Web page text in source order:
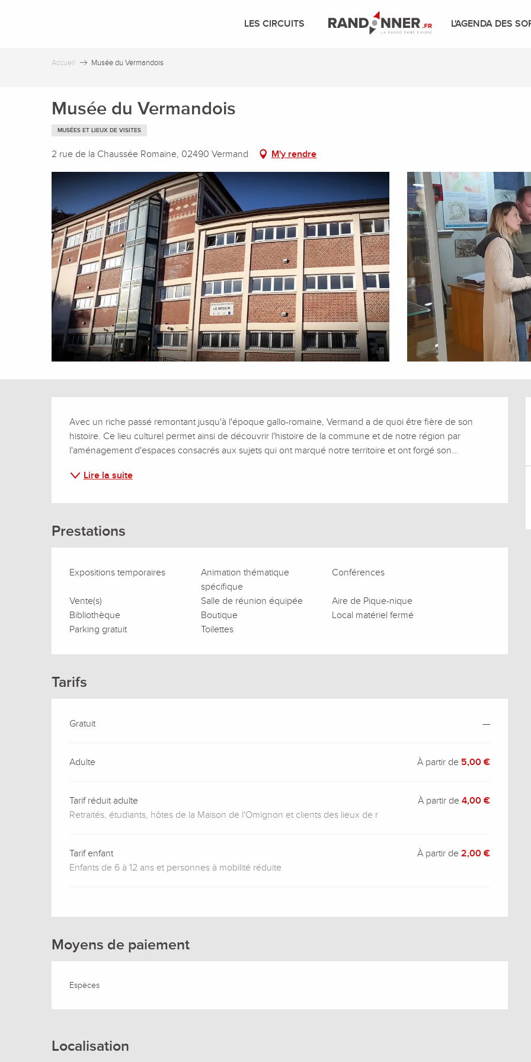
LES CIRCUITS L'AGENDA DES
Accueil Musée du Vermandois
Musée du Vermandois
MUSÉES ET LIEUX DE VISITES
2 rue de la Chaussée Romaine, 02490 Vermand M'y rendre
Description
Avec un riche passé remontant jusqu'à l'époque gallo-romaine, Vermand a de quoi être fière de son
histoire. Ce lieu culturel permet ainsi de découvrir l'histoire de la commune et de notre région par
l'aménagement d'espaces consacrés aux sujets qui ont marqué notre territoire et ont forgé son...
Lire la suite
Prestations
Expositions temporaires
Animation thématique
spécifique
Conférences
Vente(s) Salle de réunion équipée
Aire de Pique-nique
Bibliothèque
Boutique
Local matériel fermé
Parking gratuit
Toilettes
Tarifs
Gratuit —
Adulte À partir de 5,00 €
Tarif réduit adulte
Retraités, étudiants, hôtes de la Maison de l'Omignon et clients des lieux de r
À partir de4,00 €
Tarif enfant
Enfants de 6 à 12 ans et personnes à mobilité réduite
À partir de2,00 €
Moyens de paiement
Espèces
Localisation